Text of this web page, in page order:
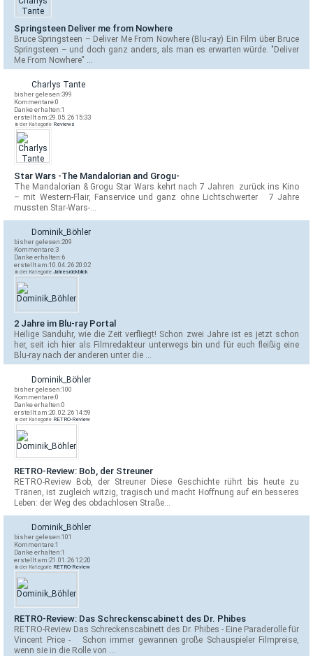
Springsteen Deliver me from Nowhere
Bruce Springsteen – Deliver Me From Nowhere (Blu-ray) Ein Film über Bruce
Springsteen – und doch ganz anders, als man es erwarten würde. "Deliver
Me From Nowhere" …
Star Wars -The Mandalorian and Grogu-
The Mandalorian & Grogu Star Wars kehrt nach 7 Jahren zurück ins Kino
– mit Western-Flair, Fanservice und ganz ohne Lichtschwerter 7 Jahre
mussten Star-Wars-…
Charlys Tante
bisher gelesen:399
Kommentare:0
Danke erhalten:1
erstellt am:29.05.26 15:33
in der Kategorie Reviews
2 Jahre im Blu-ray Portal
Heilige Sanduhr, wie die Zeit verfliegt! Schon zwei Jahre ist es jetzt schon
her, seit ich hier als Filmredakteur unterwegs bin und für euch fleißig eine
Blu-ray nach der anderen unter die …
Dominik_Böhler
bisher gelesen:209
Kommentare:3
Danke erhalten:6
erstellt am:10.04.26 20:02
in der Kategorie Jahresrückblick
RETRO-Review: Bob, der Streuner
RETRO-Review Bob, der Streuner Diese Geschichte rührt bis heute zu
Tränen, ist zugleich witzig, tragisch und macht Hoffnung auf ein besseres
Leben: der Weg des obdachlosen Straße…
Dominik_Böhler
bisher gelesen:100
Kommentare:0
Danke erhalten:0
erstellt am:20.02.26 14:59
in der Kategorie RETRO-Review
RETRO-Review: Das Schreckenscabinett des Dr. Phibes
RETRO-Review Das Schreckenscabinett des Dr. Phibes - Eine Paraderolle für
Vincent Price - Schon immer gewannen große Schauspieler Filmpreise,
wenn sie in die Rolle von …
Dominik_Böhler
bisher gelesen:101
Kommentare:1
Danke erhalten:1
erstellt am:21.01.26 12:20
in der Kategorie RETRO-Review